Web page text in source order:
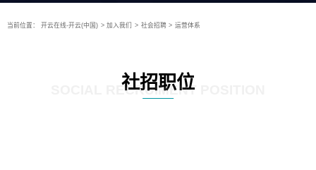
当前位置： 开云在线-开云(中国) > 加入我们 > 社会招聘 > 运营体系
社招职位
SOCIAL RECRUIMENT POSITION